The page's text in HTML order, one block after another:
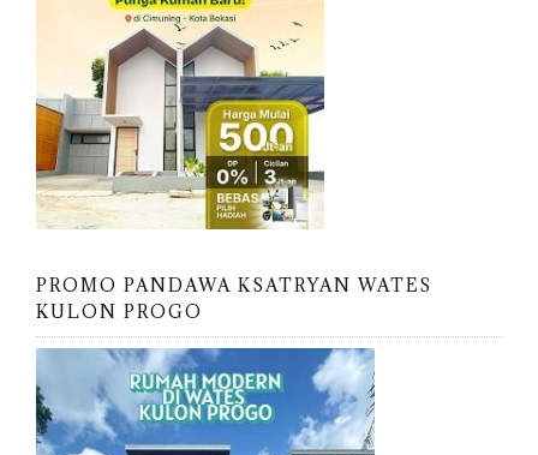
PROMO PANDAWA KSATRYAN WATES
KULON PROGO